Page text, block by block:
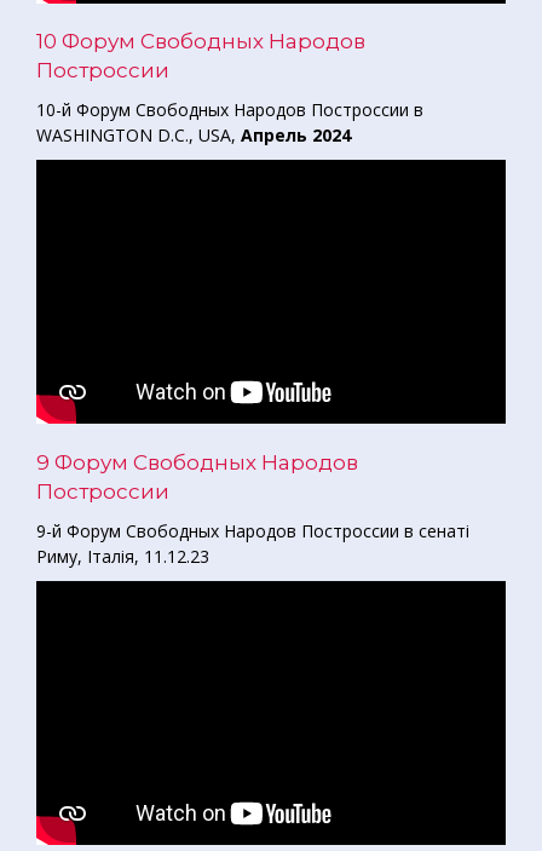
10 Форум Свободных Народов
Построссии
10-й Форум Свободных Народов Построссии в
WASHINGTON D.C., USA, Апрель 2024
9 Форум Свободных Народов
Построссии
9-й Форум Свободных Народов Построссии в сенаті
Риму, Італія, 11.12.23